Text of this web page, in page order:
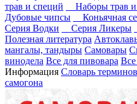
трав и специй
Наборы трав
Дубовые чипсы
Коньячная
Серия Водки
Серия Ликеры
Полезная литература
мангалы, тандыры Самовары
винодела Все для пивовара
Информация Словарь терминов
самогона